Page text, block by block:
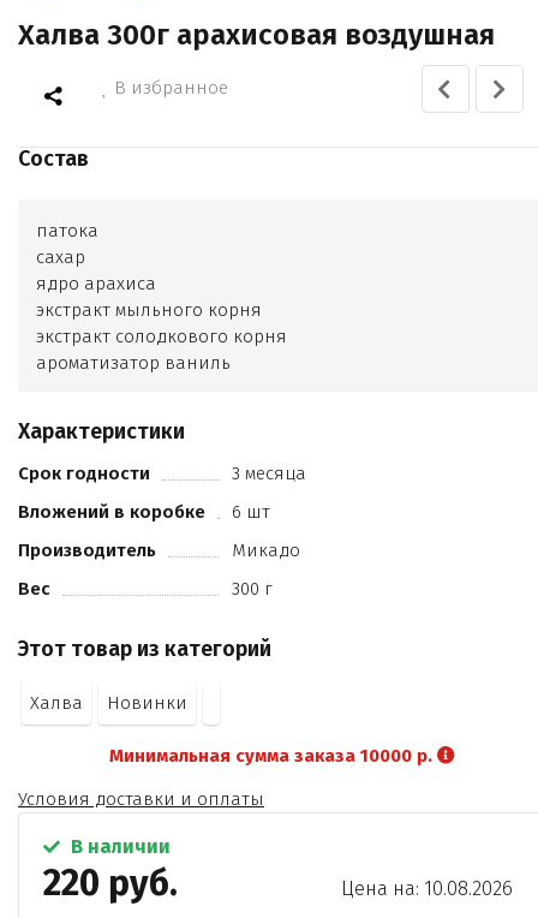
Халва 300г арахисовая воздушная
В избранное
Состав
патока
сахар
ядро арахиса
экстракт мыльного корня
экстракт солодкового корня
ароматизатор ваниль
Характеристики
Срок годности
3 месяца
Вложений в коробке
6 шт
Производитель
Микадо
Вес
300 г
Этот товар из категорий
Халва Новинки
Минимальная сумма заказа 10000 р.
Условия доставки и оплаты
В наличии
220 руб. Цена на: 10.08.2026